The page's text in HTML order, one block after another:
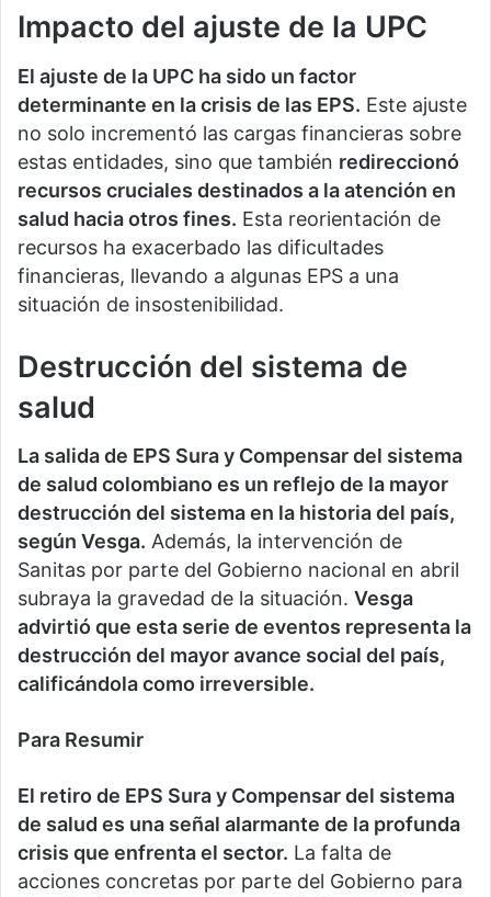
Impacto del ajuste de la UPC
El ajuste de la UPC ha sido un factor
determinante en la crisis de las EPS. Este ajuste
no solo incrementó las cargas financieras sobre
estas entidades, sino que también redireccionó
recursos cruciales destinados a la atención en
salud hacia otros fines. Esta reorientación de
recursos ha exacerbado las dificultades
financieras, llevando a algunas EPS a una
situación de insostenibilidad.
Destrucción del sistema de
salud
La salida de EPS Sura y Compensar del sistema
de salud colombiano es un reflejo de la mayor
destrucción del sistema en la historia del país,
según Vesga. Además, la intervención de
Sanitas por parte del Gobierno nacional en abril
subraya la gravedad de la situación. Vesga
advirtió que esta serie de eventos representa la
destrucción del mayor avance social del país,
calificándola como irreversible.
Para Resumir
El retiro de EPS Sura y Compensar del sistema
de salud es una señal alarmante de la profunda
crisis que enfrenta el sector. La falta de
acciones concretas por parte del Gobierno para